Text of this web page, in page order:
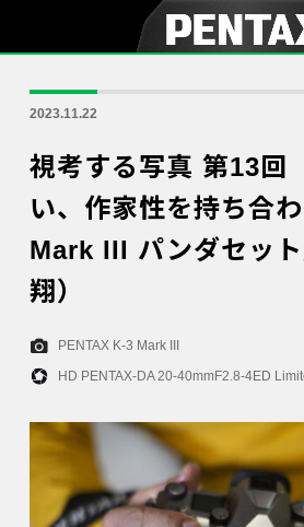
2023.11.22
視考する写真 第13回
い、作家性を持ち合
Mark III パンダセッ
翔）
PENTAX K-3 Mark III
HD PENTAX-DA 20-40mmF2.8-4ED